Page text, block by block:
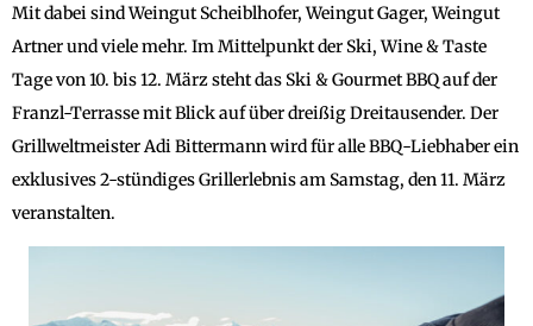
Mit dabei sind Weingut Scheiblhofer, Weingut Gager, Weingut
Artner und viele mehr. Im Mittelpunkt der Ski, Wine & Taste
Tage von 10. bis 12. März steht das Ski & Gourmet BBQ auf der
Franzl-Terrasse mit Blick auf über dreißig Dreitausender. Der
Grillweltmeister Adi Bittermann wird für alle BBQ-Liebhaber ein
exklusives 2-stündiges Grillerlebnis am Samstag, den 11. März
veranstalten.